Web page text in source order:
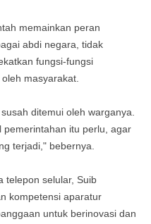
memainkan peran
abdi negara, tidak
fungsi-fungsi
masyarakat.
ditemui oleh warganya.
pemerintahan itu perlu, agar
terjadi," bebernya.
telepon selular, Suib
kompetensi aparatur
untuk berinovasi dan